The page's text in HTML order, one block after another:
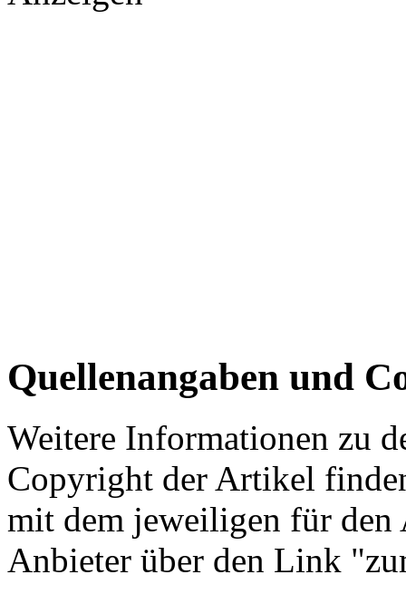
Quellenangaben und
Weitere Informationen zu
Copyright der Artikel
mit dem jeweiligen für
Anbieter über den Link